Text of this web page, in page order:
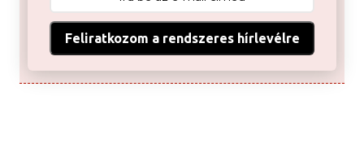
Feliratkozom a rendszeres hírlevélre